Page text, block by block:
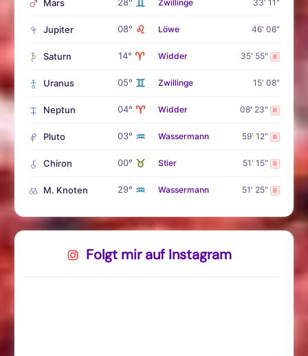
Mars ♊ Zwillinge 33' 11"
Jupiter 08° ♌ Löwe 46' 06"
Saturn 14° ♈ Widder 35' 55" R
Uranus 05° ♊ Zwillinge 15' 08"
Neptun 04° ♈ Widder 08' 23" R
Pluto 03° ♒ Wassermann 59' 12" R
Chiron 00° ♉ Stier 51' 15" R
M. Knoten 29° ♒ Wassermann 51' 25" R
Folgt mir auf Instagram